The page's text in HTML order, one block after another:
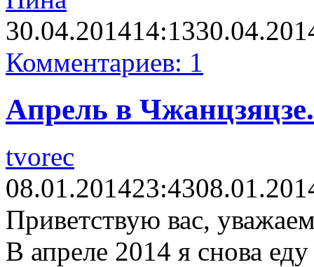
30.04.201414:13
Комментариев: 1
Апрель в Чжанцзяцзе.
tvorec
08.01.201423:43
Приветствую вас,
В апреле 2014 я снова